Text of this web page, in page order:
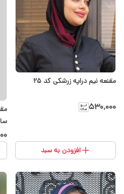
مقنعه نیم دراپه زرشکی کد 25
۵۳۰٬۰۰۰
افزودن به سبد